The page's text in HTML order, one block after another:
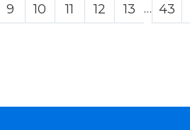
9 10 11 12 13 … 43